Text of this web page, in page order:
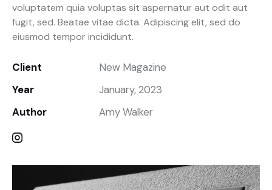
voluptatem quia voluptas sit aspernatur aut odit aut
fugit, sed. Beatae vitae dicta. Adipiscing elit, sed do
eiusmod tempor incididunt.
Client
New Magazine
Year
January, 2023
Author
Amy Walker